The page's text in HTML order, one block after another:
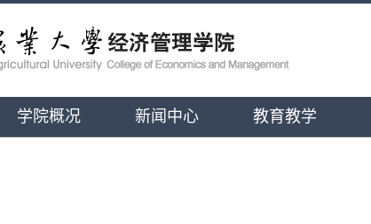
学院概况 新闻中心 教育教学